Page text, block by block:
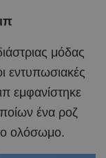
μόδας
εντυπωσιακές
εμφανίστηκε
ένα ροζ
ολόσωμο.